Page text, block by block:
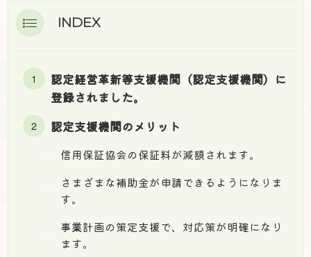
INDEX
認定経営革新等支援機関（認定支援機関）に
登録されました。
認定支援機関のメリット
信用保証協会の保証料が減額されます。
さまざまな補助金が申請できるようになりま
す。
事業計画の策定支援で、対応策が明確になり
ます。